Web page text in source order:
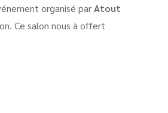
organisé parAtout
Ce salon nous à offert